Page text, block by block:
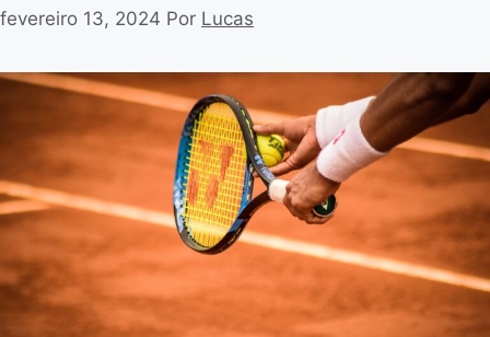
fevereiro 13, 2024 Por Lucas